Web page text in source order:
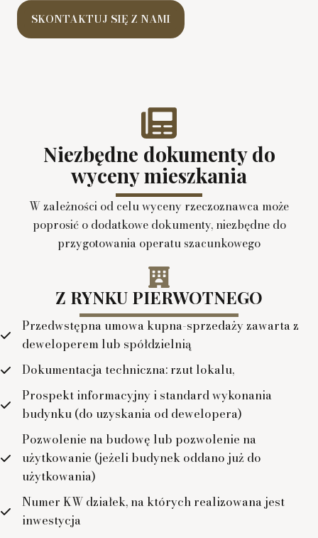
SKONTAKTUJ SIĘ Z NAMI
Niezbędne dokumenty do
wyceny mieszkania
W zależności od celu wyceny rzeczoznawca może
poprosić o dodatkowe dokumenty, niezbędne do
przygotowania operatu szacunkowego
Z RYNKU PIERWOTNEGO
Przedwstępna umowa kupna-sprzedaży zawarta z
deweloperem lub spółdzielnią
Dokumentacja techniczna: rzut lokalu,
Prospekt informacyjny i standard wykonania
budynku (do uzyskania od dewelopera)
Pozwolenie na budowę lub pozwolenie na
użytkowanie (jeżeli budynek oddano już do
użytkowania)
Numer KW działek, na których realizowana jest
inwestycja